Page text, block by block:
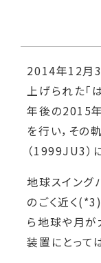
2014年12月
上げられた「
年後の2015
を行い，その
（1999JU3）
地球スイング
のごく近く
ら地球や月が
装置にとって